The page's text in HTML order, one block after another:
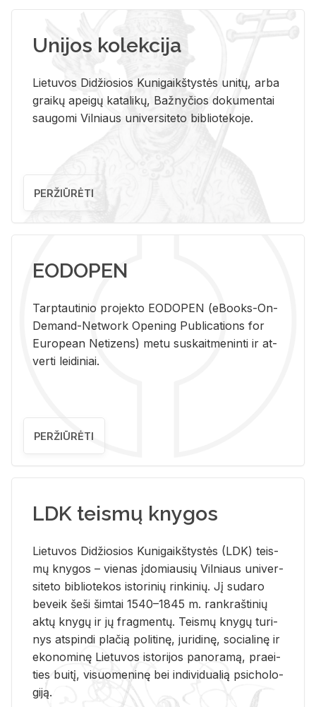
Unijos kolekcija
Lietuvos Didžiosios Kunigaikštystės unitų, arba
graikų apeigų katalikų, Bažnyčios dokumentai
saugomi Vilniaus universiteto bibliotekoje.
PERŽIŪRĖTI
EODOPEN
Tarp­tau­ti­nio pro­jek­to EO­DO­PEN (eBo­oks-On-
De­mand-Ne­twork Ope­ning Pub­li­ca­tions for
Eu­ro­pe­an Ne­ti­zens) metu su­skait­me­nin­ti ir at­
ver­ti lei­di­niai.
PERŽIŪRĖTI
LDK teismų knygos
Lie­tu­vos Di­džio­sios Ku­ni­gaikš­tys­tės (LDK) teis­
mų kny­gos – vie­nas įdo­miau­sių Vil­niaus uni­ver­
si­te­to bi­b­lio­te­kos is­to­ri­nių rin­ki­nių. Jį su­da­ro
be­veik šeši šim­tai 1540–1845 m. rank­raš­ti­nių
aktų kny­gų ir jų frag­men­tų. Teis­mų kny­gų tu­ri­
nys at­spin­di pla­čią po­li­ti­nę, ju­ri­di­nę, so­cia­li­nę ir
eko­no­mi­nę Lie­tu­vos is­to­ri­jos pa­no­ra­mą, pra­ei­
ties bui­tį, vi­suo­me­ni­nę bei in­di­vi­dua­lią psi­cho­lo­
gi­ją.